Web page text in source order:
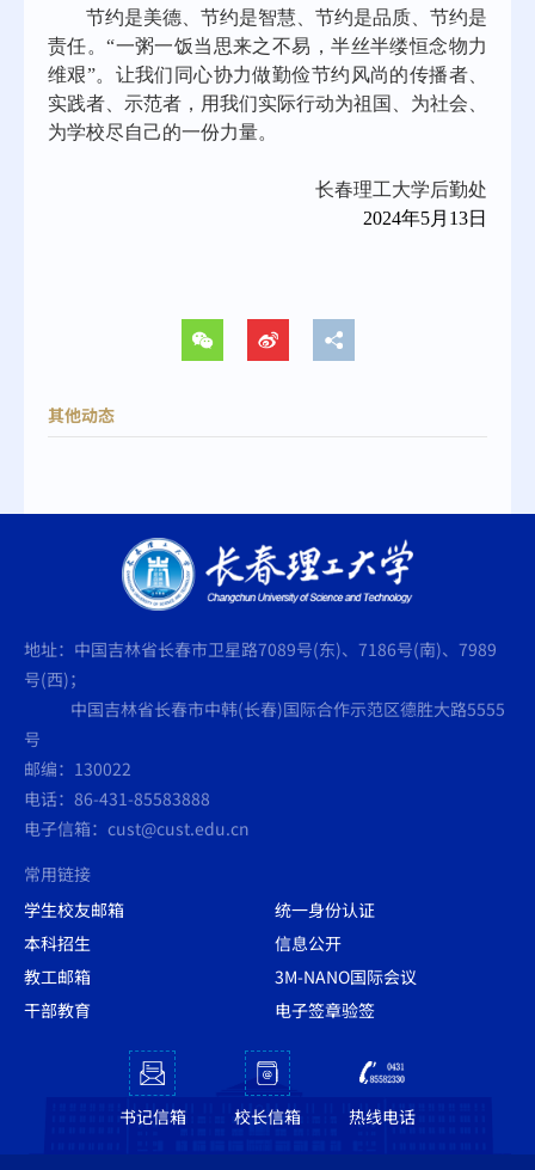
节约是美德、节约是智慧、节约是品质、节约是
责任。“一粥一饭当思来之不易，半丝半缕恒念物力
维艰”。让我们同心协力做勤俭节约风尚的传播者、
实践者、示范者，用我们实际行动为祖国、为社会、
为学校尽自己的一份力量。
长春理工大学后勤处
2024年5月13日
其他动态
地址：中国吉林省长春市卫星路7089号(东)、7186号(南)、7989
号(西)；
中国吉林省长春市中韩(长春)国际合作示范区德胜大路5555
号
邮编：130022
电话：86-431-85583888
电子信箱：cust@cust.edu.cn
常用链接
学生校友邮箱
统一身份认证
本科招生
信息公开
教工邮箱
3M-NANO国际会议
干部教育
电子签章验签
书记信箱 校长信箱 热线电话